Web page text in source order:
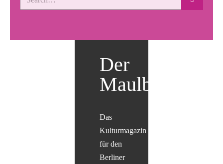
Der
Maulbär
Das
Kulturmagazin
für den
Berliner